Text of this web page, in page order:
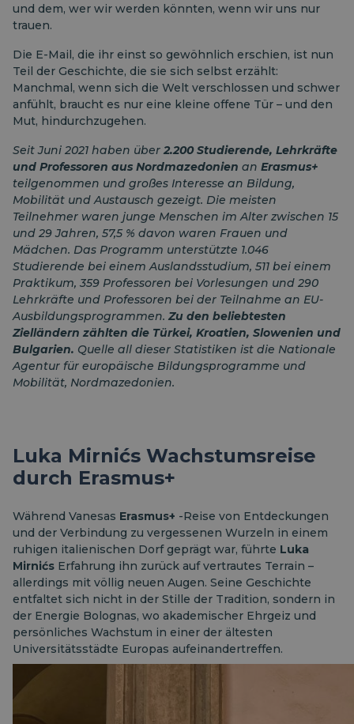
und dem, wer wir werden könnten, wenn wir uns nur
trauen.
Die E-Mail, die ihr einst so gewöhnlich erschien, ist nun
Teil der Geschichte, die sie sich selbst erzählt:
Manchmal, wenn sich die Welt verschlossen und schwer
anfühlt, braucht es nur eine kleine offene Tür – und den
Mut, hindurchzugehen.
Seit Juni 2021 haben über 2.200 Studierende, Lehrkräfte
und Professoren aus Nordmazedonien an Erasmus+
teilgenommen und großes Interesse an Bildung,
Mobilität und Austausch gezeigt. Die meisten
Teilnehmer waren junge Menschen im Alter zwischen 15
und 29 Jahren, 57,5 ​​% davon waren Frauen und
Mädchen. Das Programm unterstützte 1.046
Studierende bei einem Auslandsstudium, 511 bei einem
Praktikum, 359 Professoren bei Vorlesungen und 290
Lehrkräfte und Professoren bei der Teilnahme an EU-
Ausbildungsprogrammen. Zu den beliebtesten
Zielländern zählten die Türkei, Kroatien, Slowenien und
Bulgarien. Quelle all dieser Statistiken ist die Nationale
Agentur für europäische Bildungsprogramme und
Mobilität, Nordmazedonien.
Luka Mirnićs Wachstumsreise
durch Erasmus+
Während Vanesas Erasmus+ -Reise von Entdeckungen
und der Verbindung zu vergessenen Wurzeln in einem
ruhigen italienischen Dorf geprägt war, führte Luka
Mirnićs Erfahrung ihn zurück auf vertrautes Terrain –
allerdings mit völlig neuen Augen. Seine Geschichte
entfaltet sich nicht in der Stille der Tradition, sondern in
der Energie Bolognas, wo akademischer Ehrgeiz und
persönliches Wachstum in einer der ältesten
Universitätsstädte Europas aufeinandertreffen.